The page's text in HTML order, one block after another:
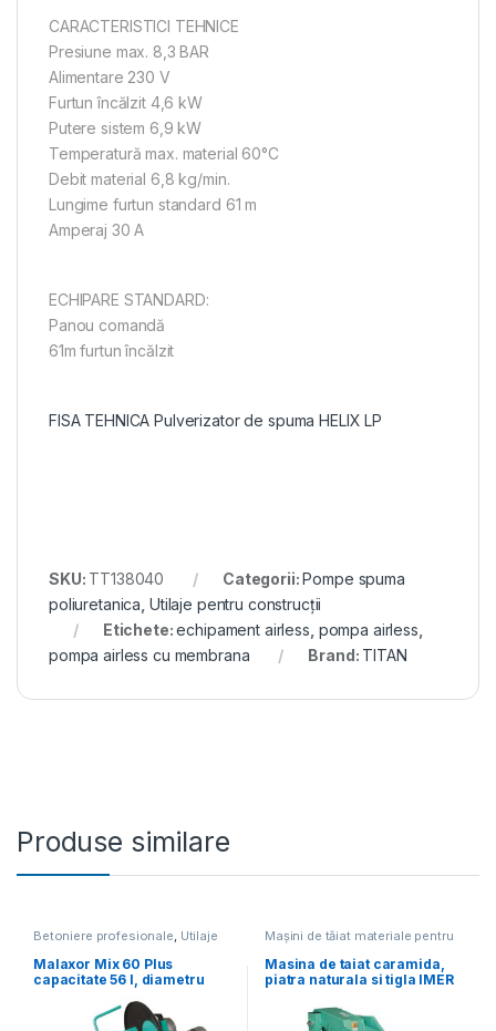
CARACTERISTICI TEHNICE
Presiune max. 8,3 BAR
Alimentare 230 V
Furtun încălzit 4,6 kW
Putere sistem 6,9 kW
Temperatură max. material 60°C
Debit material 6,8 kg/min.
Lungime furtun standard 61 m
Amperaj 30 A
ECHIPARE STANDARD:
Panou comandă
61m furtun încălzit
FISA TEHNICA Pulverizator de spuma HELIX LP
SKU: TT138040 Categorii:Pompe spuma
poliuretanica Utilaje pentru construcții
Etichete:echipament airless pompa airless
pompa airless cu membrana
Brand: TITAN
Produse similare
Betoniere profesionale, Utilaje
Malaxor Mix 60 Plus
capacitate 56 l, diametru
Mașini de tăiat materiale pentru
construcții
construcții
Masina de taiat caramida,
piatra naturala si tigla IMER
400mm inclus